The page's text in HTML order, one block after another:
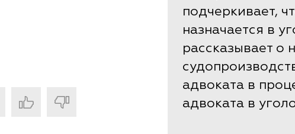
подчеркивает,
назначается в
рассказывает о
адвоката в
адвоката в